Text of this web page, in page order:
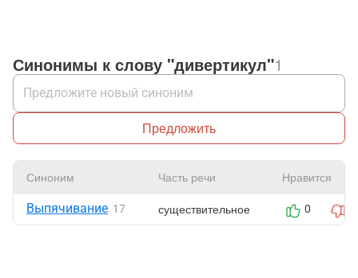
Синонимы к слову "дивертикул"1
Предложить
Синоним Часть речи Нравится
Выпячивание 17 существительное 0